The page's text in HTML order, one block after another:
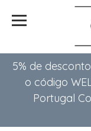
5% de
o código
Portugal